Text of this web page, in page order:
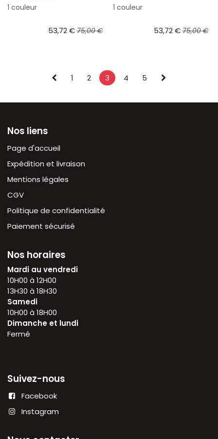
1 couleur
53,72€ 75,00€
1 couleur
53,72€ 75,00€
1 2 3 4 5
Nos liens
Page d'accueil
Expédition et livraison
Mentions légales
CGV
Politique de confidentialité
Paiement sécurisé
Nos horaires
Mardi au vendredi
10H00 à 12H00
13H30 à 18H30
Samedi
10H00 à 18H00
Dimanche et lundi
Fermé
Suivez-nous
Facebook
Instagram